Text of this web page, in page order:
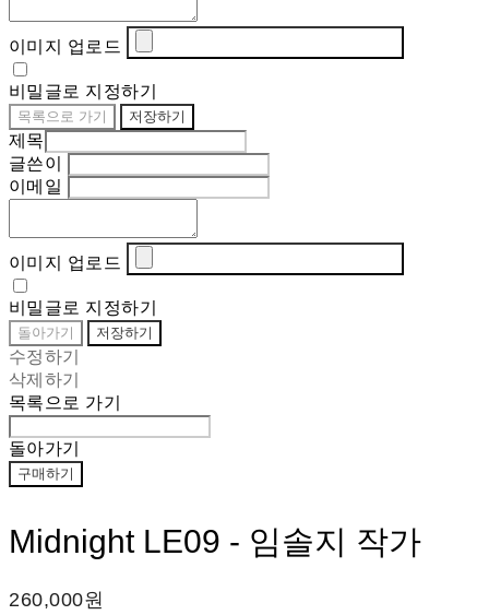
이미지 업로드
비밀글로 지정하기
목록으로 가기 저장하기
제목
글쓴이
이메일
이미지 업로드
비밀글로 지정하기
돌아가기 저장하기
수정하기
삭제하기
목록으로 가기
돌아가기
구매하기
Midnight LE09 - 임솔지 작가
260,000원